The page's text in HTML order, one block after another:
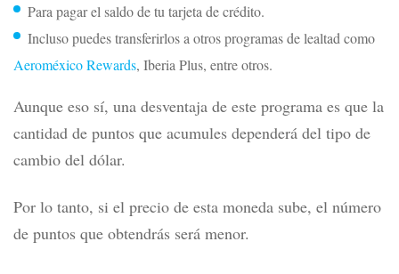
Para pagar el saldo de tu tarjeta de crédito.
Incluso puedes transferirlos a otros programas de lealtad como
Aeroméxico Rewards, Iberia Plus, entre otros.
Aunque eso sí, una desventaja de este programa es que la
cantidad de puntos que acumules dependerá del tipo de
cambio del dólar.
Por lo tanto, si el precio de esta moneda sube, el número
de puntos que obtendrás será menor.